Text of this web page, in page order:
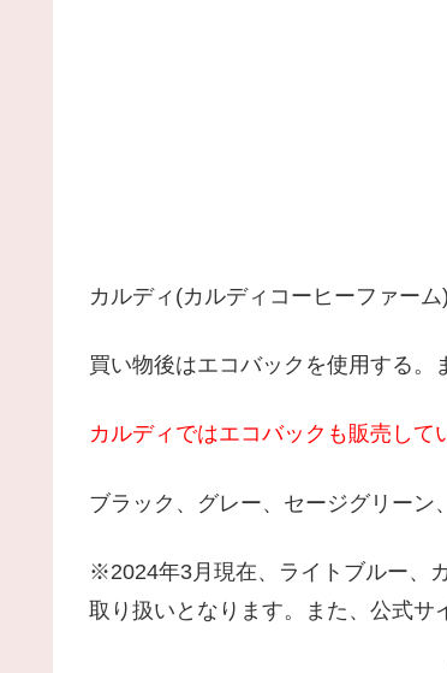
カルディ(カルディコーヒーファー
買い物後はエコバックを使用する。
カルディではエコバックも販売して
ブラック、グレー、セージグリーン
※2024年3月現在、ライトブルー、
取り扱いとなります。また、公式サ